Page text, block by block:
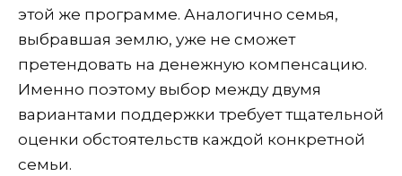
этой же программе. Аналогично семья,
выбравшая землю, уже не сможет
претендовать на денежную компенсацию.
Именно поэтому выбор между двумя
вариантами поддержки требует тщательной
оценки обстоятельств каждой конкретной
семьи.